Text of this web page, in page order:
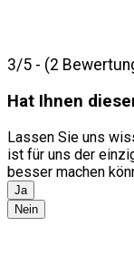
3/5 - (2
Hat Ihnen
Lassen Sie uns
ist für uns der
besser machen
Ja
Nein